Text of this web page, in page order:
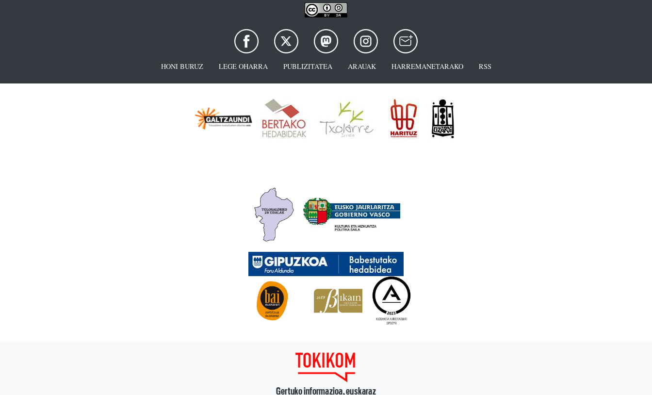
HONI BURUZ LEGE OHARRA PUBLIZITATEA ARAUAK HARREMANETARAKO RSS
Gertuko informazioa, euskaraz